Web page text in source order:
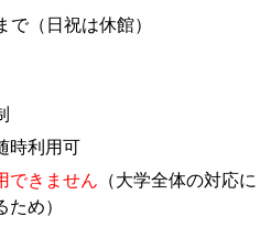
（日祝は休館）
時利用可
できません （大学全体の対応に
め）